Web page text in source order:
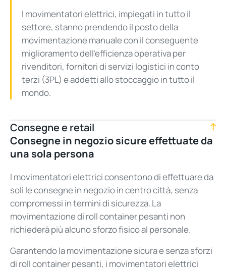
I movimentatorielettrici, impiegati in tutto il
settore, stanno prendendo il posto della
movimentazione manuale con il conseguente
miglioramento dell’efficienza operativa per
rivenditori, fornitori di servizi logistici in conto
terzi (3PL) e addetti allo stoccaggio in tutto il
mondo.
Consegne e retail
Consegne in negozio sicure effettuate da
una sola persona
I movimentatorielettrici consentono di effettuare da
soli le consegne in negozio in centro città, senza
compromessi in termini di sicurezza. La
movimentazione di roll container pesanti non
richiederà più alcuno sforzo fisico al personale.
Garantendo la movimentazione sicura e senza sforzi
di roll container pesanti, i movimentatorielettrici